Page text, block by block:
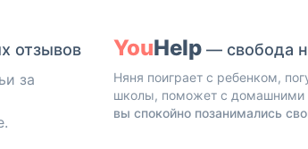
отзывов
за
YouHelp — свобода
Няня поиграет с ребенком,
школы, поможет с домашними
вы спокойно позанимались